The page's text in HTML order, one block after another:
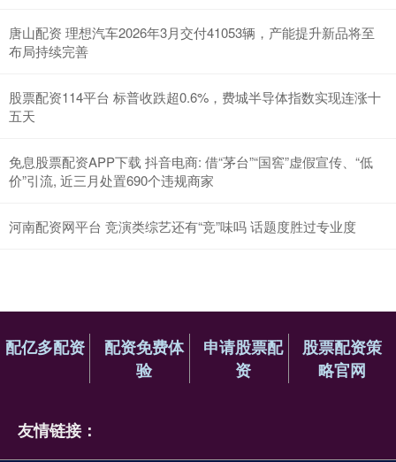
唐山配资 理想汽车2026年3月交付41053辆，产能提升新品将至
布局持续完善
股票配资114平台 标普收跌超0.6%，费城半导体指数实现连涨十
五天
免息股票配资APP下载 抖音电商: 借“茅台”“国窖”虚假宣传、“低
价”引流, 近三月处置690个违规商家
河南配资网平台 竞演类综艺还有“竞”味吗 话题度胜过专业度
配亿多配资
配资免费体
验
申请股票配
资
股票配资策
略官网
友情链接：